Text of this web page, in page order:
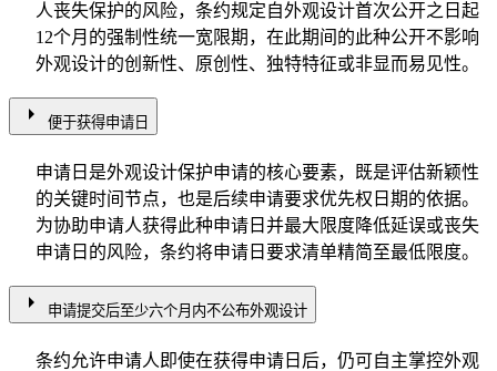
人丧失保护的风险，条约规定自外观设计首次公开之日起
12个月的强制性统一宽限期，在此期间的此种公开不影响
外观设计的创新性、原创性、独特特征或非显而易见性。
arrow_right 便于获得申请日
申请日是外观设计保护申请的核心要素，既是评估新颖性
的关键时间节点，也是后续申请要求优先权日期的依据。
为协助申请人获得此种申请日并最大限度降低延误或丧失
申请日的风险，条约将申请日要求清单精简至最低限度。
arrow_right 申请提交后至少六个月内不公布外观设计
条约允许申请人即使在获得申请日后，仍可自主掌控外观